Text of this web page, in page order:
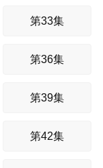
第33集
第36集
第39集
第42集